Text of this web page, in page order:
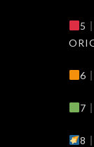
5
6
7
8